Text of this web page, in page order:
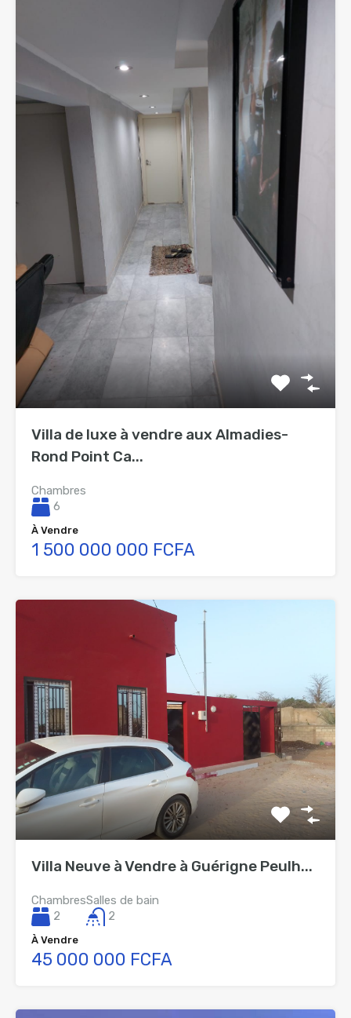
Villa de luxe à vendre aux Almadies-
Rond Point Ca...
Chambres
6
À Vendre
1 500 000 000 FCFA
Villa Neuve à Vendre à Guérigne Peulh...
Chambres
2
Salles de bain
2
À Vendre
45 000 000 FCFA